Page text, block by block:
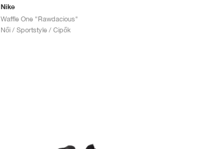
Nike
Waffle One "Rawdacious"
Női / Sportstyle / Cipők